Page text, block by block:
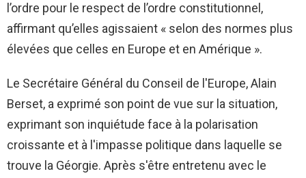
l’ordre pour le respect de l’ordre constitutionnel,
affirmant qu’elles agissaient « selon des normes plus
élevées que celles en Europe et en Amérique ».
Le Secrétaire Général du Conseil de l'Europe, Alain
Berset, a exprimé son point de vue sur la situation,
exprimant son inquiétude face à la polarisation
croissante et à l'impasse politique dans laquelle se
trouve la Géorgie. Après s'être entretenu avec le